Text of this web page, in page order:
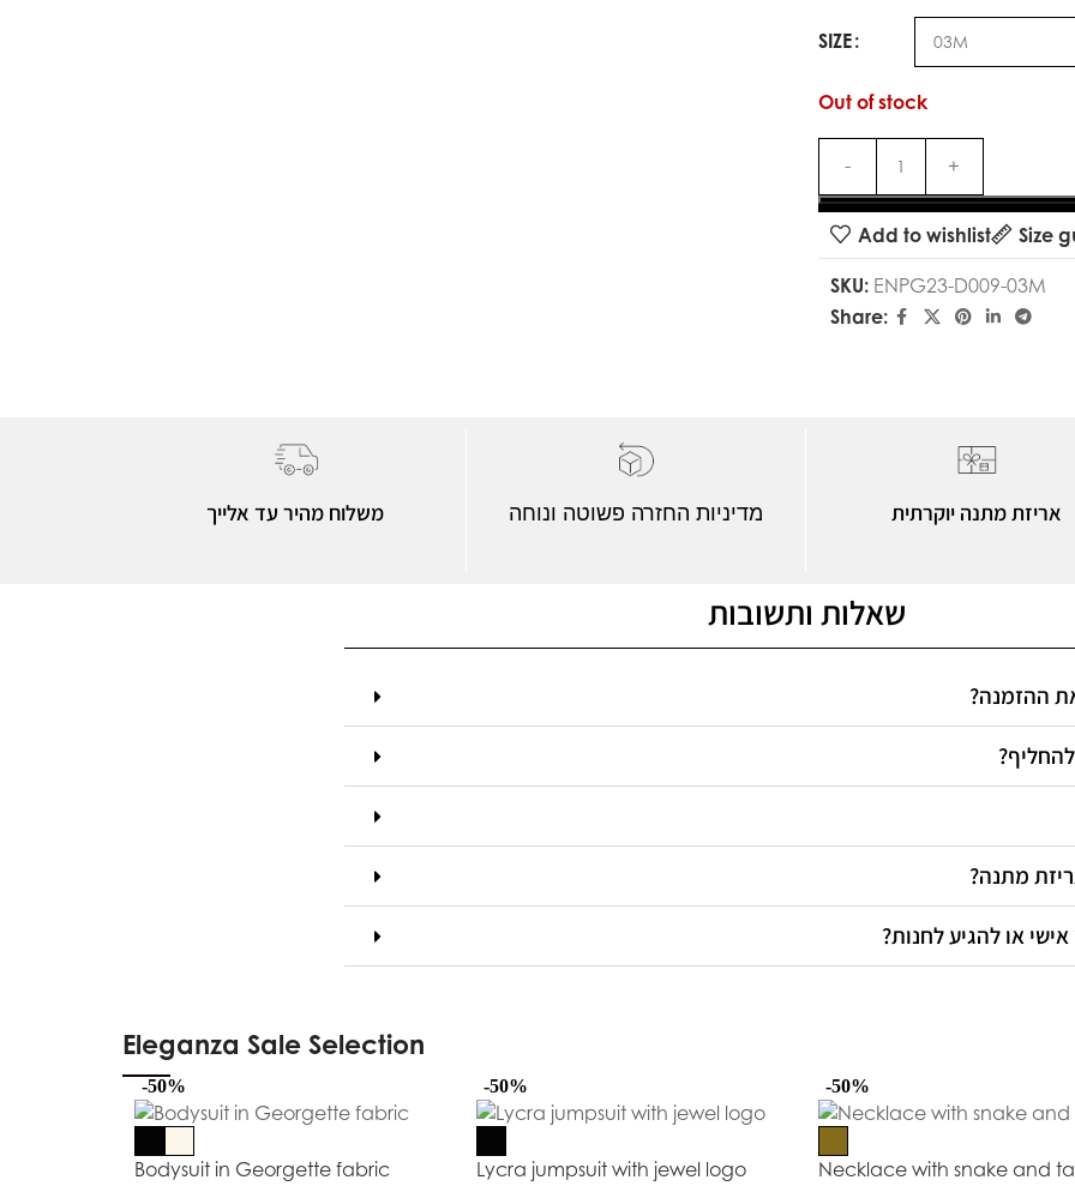
SIZE
Out of stock
Add to wishlist Size
SKU: ENPG23-D009-03M
Share:
משלוח מהיר עד אלייך מדיניות החזרה פשוטה ונוחה אריזת מתנה יוקרתית
שאלות ותשובות
ההזמנה?
מתנה?
או להגיע לחנות?
Eleganza Sale Selection
-50%
Bodysuit in Georgette fabric
-50%
Lycra jumpsuit with jewel logo
-50%
Necklace with snake and